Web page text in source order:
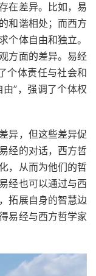
在差异。比如，易
和谐相处；而西方
个体自由和独立。
方面的差异。易经
个体责任与社会和
”，强调了个体权
异，但这些差异促
经的对话，西方哲
，从而为他们的哲
经也可以通过与西
拓展自身的智慧边
易经与西方哲学家